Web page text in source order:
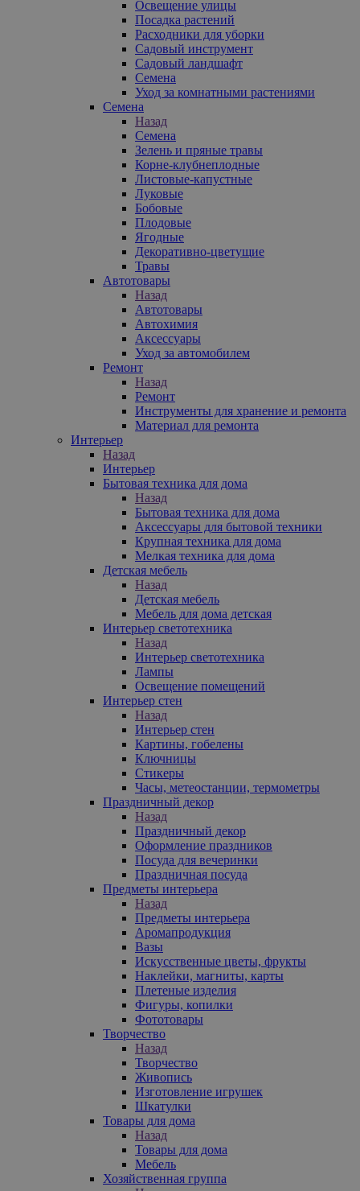
Освещение улицы
Посадка растений
Расходники для уборки
Садовый инструмент
Садовый ландшафт
Семена
Уход за комнатными растениями
Семена
Назад
Семена
Зелень и пряные травы
Корне-клубнеплодные
Листовые-капустные
Луковые
Бобовые
Плодовые
Ягодные
Декоративно-цветущие
Травы
Автотовары
Назад
Автотовары
Автохимия
Аксессуары
Уход за автомобилем
Ремонт
Назад
Ремонт
Инструменты для хранение и ремонта
Материал для ремонта
Интерьер
Назад
Интерьер
Бытовая техника для дома
Назад
Бытовая техника для дома
Аксессуары для бытовой техники
Крупная техника для дома
Мелкая техника для дома
Детская мебель
Назад
Детская мебель
Мебель для дома детская
Интерьер светотехника
Назад
Интерьер светотехника
Лампы
Освещение помещений
Интерьер стен
Назад
Интерьер стен
Картины, гобелены
Ключницы
Стикеры
Часы, метеостанции, термометры
Праздничный декор
Назад
Праздничный декор
Оформление праздников
Посуда для вечеринки
Праздничная посуда
Предметы интерьера
Назад
Предметы интерьера
Аромапродукция
Вазы
Искусственные цветы, фрукты
Наклейки, магниты, карты
Плетеные изделия
Фигуры, копилки
Фототовары
Творчество
Назад
Творчество
Живопись
Изготовление игрушек
Шкатулки
Товары для дома
Назад
Товары для дома
Мебель
Хозяйственная группа